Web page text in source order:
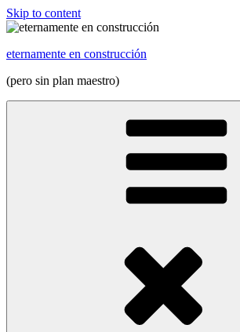
Skip to content
eternamente en construcción
(pero sin plan maestro)